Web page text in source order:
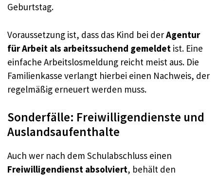
Geburtstag.
Voraussetzung ist, dass das Kind bei derAgentur
für Arbeit als arbeitssuchend gemeldet ist. Eine
einfache Arbeitslosmeldung reicht meist aus. Die
Familienkasse verlangt hierbei einen Nachweis, der
regelmäßig erneuert werden muss.
Sonderfälle: Freiwilligendienste und
Auslandsaufenthalte
Auch wer nach dem Schulabschluss einen
Freiwilligendienst absolviert, behält den